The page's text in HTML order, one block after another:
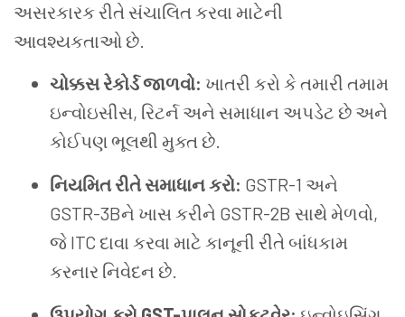
અસરકારક રીતે સંચાલિત કરવા માટેની
આવશ્યકતાઓ છે.
ચોક્કસ રેકોર્ડ જાળવો: ખાતરી કરો કે તમારી તમામ
ઇન્વોઇસીસ, રિટર્ન અને સમાધાન અપડેટ છે અને
કોઈપણ ભૂલથી મુક્ત છે.
નિયમિત રીતે સમાધાન કરો: GSTR-1 અને
GSTR-3Bને ખાસ કરીને GSTR-2B સાથે મેળવો,
જે ITC દાવા કરવા માટે કાનૂની રીતે બાંધકામ
કરનાર નિવેદન છે.